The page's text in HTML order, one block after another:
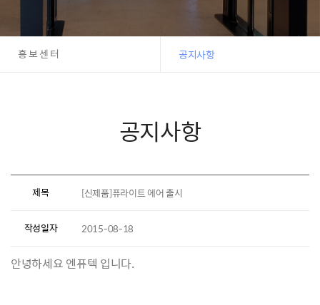
홍보센터 공지사항
공지사항
제목 [신제품]퓨라이트 에어 출시
작성일자 2015-08-18
안녕하세요 엔퓨텍 입니다.